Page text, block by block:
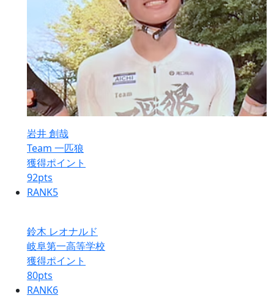
岩井 創哉
Team 一匹狼
獲得ポイント
92pts
RANK5
鈴木 レオナルド
岐阜第一高等学校
獲得ポイント
80pts
RANK6